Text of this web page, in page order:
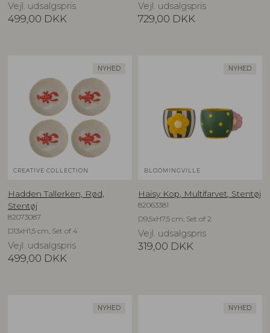
Vejl. udsalgspris
499,00 DKK
Vejl. udsalgspris
729,00 DKK
NYHED
CREATIVE COLLECTION
Hadden Tallerken, Rød,
Stentøj
82073087
D13xH1,5 cm, Set of 4
Vejl. udsalgspris
499,00 DKK
NYHED
BLOOMINGVILLE
Haisy Kop, Multifarvet, Stentøj
82063381
D9,5xH7,5 cm, Set of 2
Vejl. udsalgspris
319,00 DKK
NYHED NYHED